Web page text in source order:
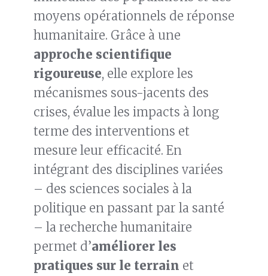
moyens opérationnels de réponse
humanitaire. Grâce à une
approche scientifique
rigoureuse, elle explore les
mécanismes sous-jacents des
crises, évalue les impacts à long
terme des interventions et
mesure leur efficacité. En
intégrant des disciplines variées
– des sciences sociales à la
politique en passant par la santé
– la recherche humanitaire
permet d’améliorer les
pratiques sur le terrain et